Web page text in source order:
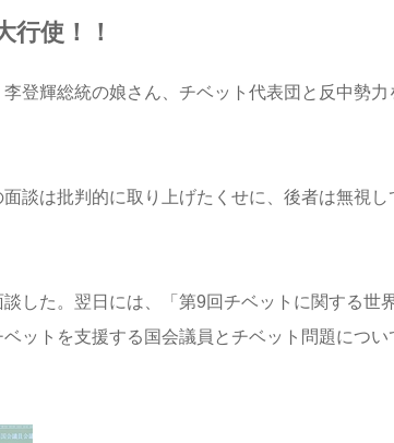
使！！
登輝総統の娘さん、チベット代表団と反中勢力
談は批判的に取り上げたくせに、後者は無視し
した。翌日には、「第9回チベットに関する世
ットを支援する国会議員とチベット問題につい